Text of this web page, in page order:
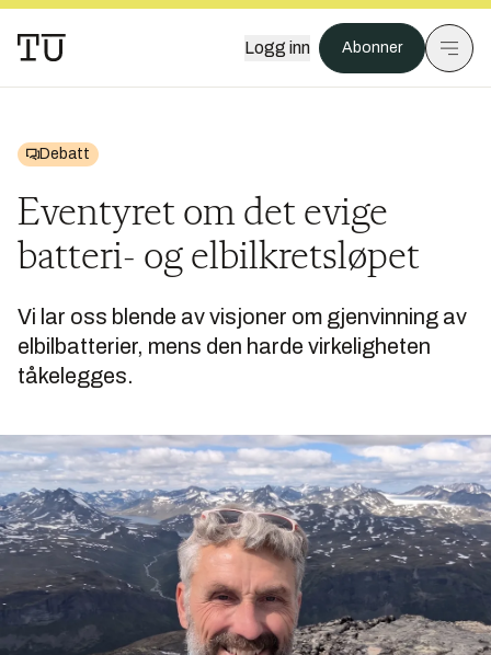
Logg inn Abonner
Debatt
Eventyret om det evige
batteri- og elbilkretsløpet
Vi lar oss blende av visjoner om gjenvinning av
elbilbatterier, mens den harde virkeligheten
tåkelegges.